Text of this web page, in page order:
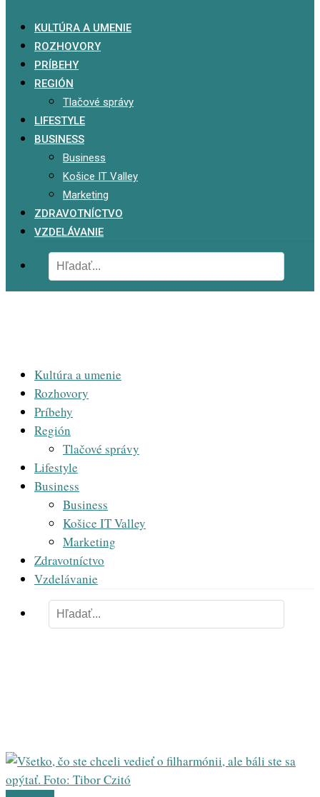
KULTÚRA A UMENIE
ROZHOVORY
PRÍBEHY
REGIÓN
Tlačové správy
LIFESTYLE
BUSINESS
Business
Košice IT Valley
Marketing
ZDRAVOTNÍCTVO
VZDELÁVANIE
Kultúra a umenie
Rozhovory
Príbehy
Región
Tlačové správy
Lifestyle
Business
Business
Košice IT Valley
Marketing
Zdravotníctvo
Vzdelávanie